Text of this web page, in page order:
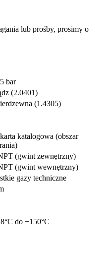
lub prośby, prosimy o
bar
(2.0401)
(1.4305)
katalogowa (obszar
(gwint zewnętrzny)
(gwint wewnętrzny)
gazy techniczne
do +150°C